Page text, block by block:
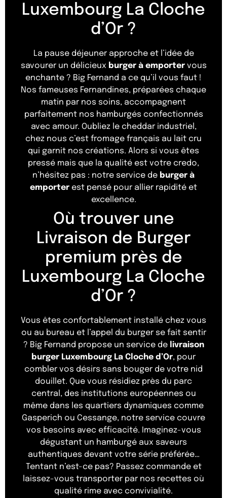
Luxembourg La Cloche
d’Or ?
La pause déjeuner approche et l’idée de
savourer un délicieux burger à emportervous
enchante ? Big Fernand a ce qu’il vous faut !
Nos fameuses Fernandines, préparées chaque
matin par nos soins, accompagnent
parfaitement nos hamburgés confectionnés
avec amour. Oubliez le cheddar industriel,
chez nous c’est fromage français au lait cru
qui garnit nos créations. Alors si vous êtes
pressé mais que la qualité est votre credo,
n’hésitez pas : notre service de burger à
emporter est pensé pour allier rapidité et
excellence.
Où trouver une
Livraison de Burger
premium près de
Luxembourg La Cloche
d’Or ?
Vous êtes confortablement installé chez vous
ou au bureau et l’appel du burger se fait sentir
? Big Fernand propose un service de livraison
burger Luxembourg La Cloche d’Or, pour
combler vos désirs sans bouger de votre nid
douillet. Que vous résidiez près du parc
central, des institutions européennes ou
même dans les quartiers dynamiques comme
Gasperich ou Cessange, notre service couvre
vos besoins avec efficacité. Imaginez-vous
dégustant un hamburgé aux saveurs
authentiques devant votre série préférée…
Tentant n’est-ce pas? Passez commande et
laissez-vous transporter par nos recettes où
qualité rime avec convivialité.